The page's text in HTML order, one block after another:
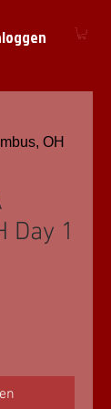
Day 1